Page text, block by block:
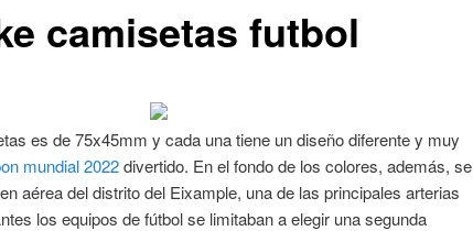
camisetas futbol
es de 75x45mm y cada una tiene un diseño diferente y muy
mundial 2022divertido. En el fondo de los colores, además, se
aérea del distrito del Eixample, una de las principales arterias
los equipos de fútbol se limitaban a elegir una segunda